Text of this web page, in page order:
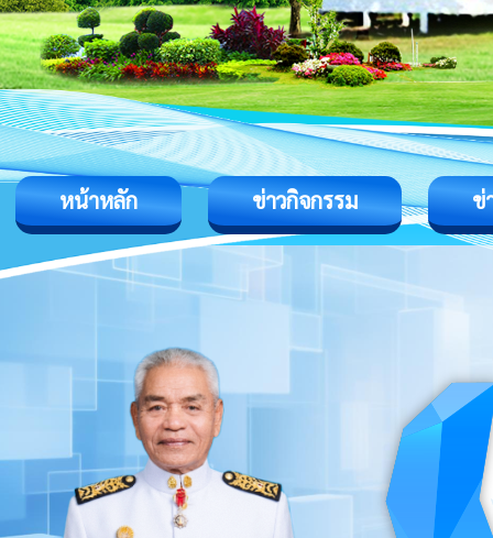
หน้าหลัก ข่าวกิจกรรม ข่